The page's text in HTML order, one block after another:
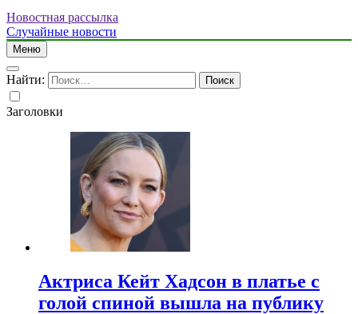
Новостная рассылка
Случайные новости
Меню
Найти:
Заголовки
Актриса Кейт Хадсон в платье с
голой спиной вышла на публику